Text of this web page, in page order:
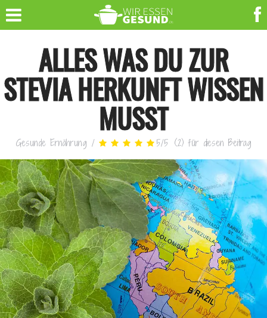
ALLES WAS DU ZUR
STEVIA HERKUNFT WISSEN
MUSST
Gesunde Ernährung / 5/5 (2) für diesen Beitrag